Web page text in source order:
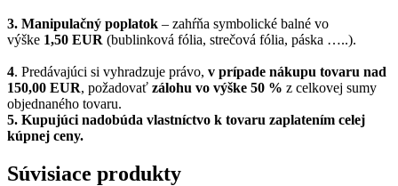
3. Manipulačný poplatok – zahŕňa symbolické balné vo
výške 1,50 EUR (bublinková fólia, strečová fólia, páska …..).
4. Predávajúci si vyhradzuje právo, v prípade nákupu tovaru nad
150,00 EUR, požadovať zálohu vo výške 50 % z celkovej sumy
objednaného tovaru.
5. Kupujúci nadobúda vlastníctvo k tovaru zaplatením celej
kúpnej ceny.
Súvisiace produkty